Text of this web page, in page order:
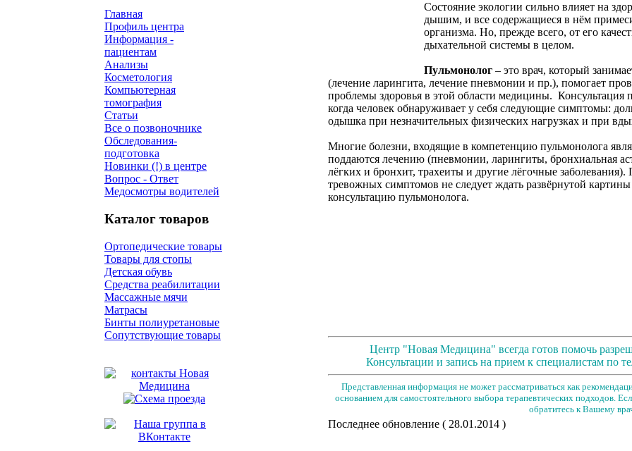
Главная
Профиль центра
Информация -
пациентам
Анализы
Косметология
Компьютерная
томография
Статьи
Все о позвоночнике
Обследования-
подготовка
Новинки (!) в центре
Вопрос - Ответ
Медосмотры водителей
Каталог товаров
Ортопедические товары
Товары для стопы
Детская обувь
Средства реабилитации
Массажные мячи
Матрасы
Бинты полиуретановые
Сопутствующие товары
Состояние экологии сильно влияет на
дышим, и все содержащиеся в нём
организма. Но, прежде всего, от его
дыхательной системы в целом.
Пульмонолог – это врач, который
(лечение ларингита, лечение пневмонии и пр.), помогает
проблемы здоровья в этой области медицины. Консультация
когда человек обнаруживает у себя следующие симптомы:
одышка при незначительных физических нагрузках и при
Многие болезни, входящие в компетенцию пульмонолога
поддаются лечению (пневмонии, ларингиты, бронхиальная
лёгких и бронхит, трахеиты и другие лёгочные
тревожных симптомов не следует ждать развёрнутой
консультацию пульмонолога.
Центр "Новая Медицина" всегда готов помочь
Консультации и запись на прием к специалистам по
Представленная информация не может рассматриваться как
основанием для самостоятельного выбора терапевтических подходов.
обратитесь к Вашему
Последнее обновление ( 28.01.2014 )